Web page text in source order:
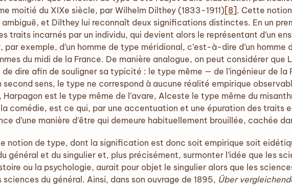
moitié du XIXe siècle, par Wilhelm Dilthey (1833-1911)[8]. Cette
et Dilthey lui reconnaît deux significations distinctes. En un
traits incarnés par un individu, qui devient alors le représentant d’un
par exemple, d’un homme de type méridional, c’est-à-dire d’un
du midi de la France. De manière analogue, on peut considérer
dire afin de souligner sa typicité : le type même — de l’ingénieur de la
second sens, le type ne correspond à aucune réalité empirique
Harpagon est le type même de l’avare, Alceste le type même du
la comédie, est ce qui, par une accentuation et une épuration des traits
d’une manière d’être qui demeure habituellement brouillée, cachée
notion de type, dont la signification est donc soit empirique soit
général et du singulier et, plus précisément, surmonter l’idée que les
ou la psychologie, aurait pour objet le singulier alors que les
sciences du général. Ainsi, dans son ouvrage de 1895, Über